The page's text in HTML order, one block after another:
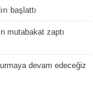
başlattı
mutabakat zaptı
devam edeceğiz